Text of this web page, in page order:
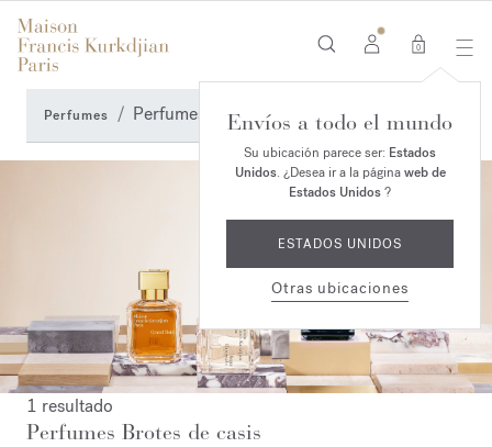
0
Envíos a todo el mundo
Su ubicación parece ser: Estados
Unidos. ¿Desea ir a la páginaweb de
Estados Unidos?
ESTADOS UNIDOS
Otras ubicaciones
Perfumes Perfumes Brotes de casis
1 resultado
Perfumes Brotes de casis